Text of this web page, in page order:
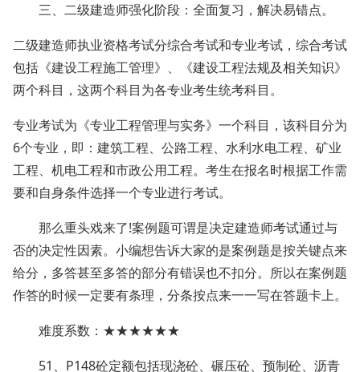
三、二级建造师强化阶段：全面复习，解决易错点。
二级建造师执业资格考试分综合考试和专业考试，综合考试
包括《建设工程施工管理》、《建设工程法规及相关知识》
两个科目，这两个科目为各专业考生统考科目。
专业考试为《专业工程管理与实务》一个科目，该科目分为
6个专业，即：建筑工程、公路工程、水利水电工程、矿业
工程、机电工程和市政公用工程。考生在报名时根据工作需
要和自身条件选择一个专业进行考试。
那么重头戏来了!案例题可谓是决定建造师考试通过与
否的决定性因素。小编想告诉大家的是案例题是按关键点来
给分，多答甚至多答的部分有错误也不扣分。所以在案例题
作答的时候一定要有条理，分条按点来一一写在答题卡上。
难度系数：★★★★★★
51、P148砼定额包括现浇砼、碾压砼、预制砼、沥青